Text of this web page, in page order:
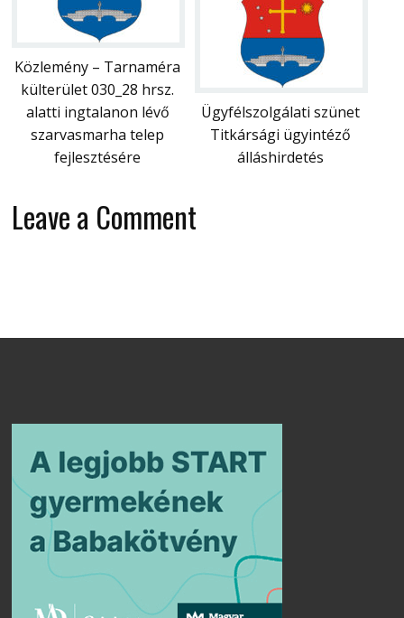
Közlemény – Tarnaméra
külterület 030_28 hrsz.
alatti ingtalanon lévő
szarvasmarha telep
fejlesztésére
Ügyfélszolgálati szünet
Titkársági ügyintéző
álláshirdetés
Leave a Comment